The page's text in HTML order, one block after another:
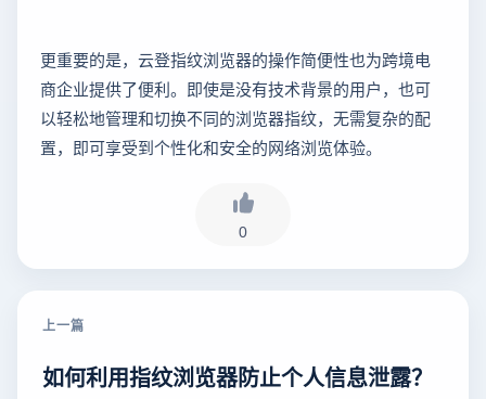
更重要的是，云登指纹浏览器的操作简便性也为跨境电
商企业提供了便利。即使是没有技术背景的用户，也可
以轻松地管理和切换不同的浏览器指纹，无需复杂的配
置，即可享受到个性化和安全的网络浏览体验。
0
上一篇
如何利用指纹浏览器防止个人信息泄露？